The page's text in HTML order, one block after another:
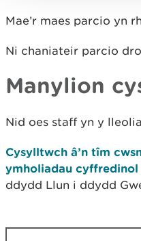
Mae’r maes parcio yn
Ni chaniateir parcio
Manylion
Nid oes staff yn y
Cysylltwch â’n tîm
ymholiadau cyffredinol
ddydd Llun i ddydd